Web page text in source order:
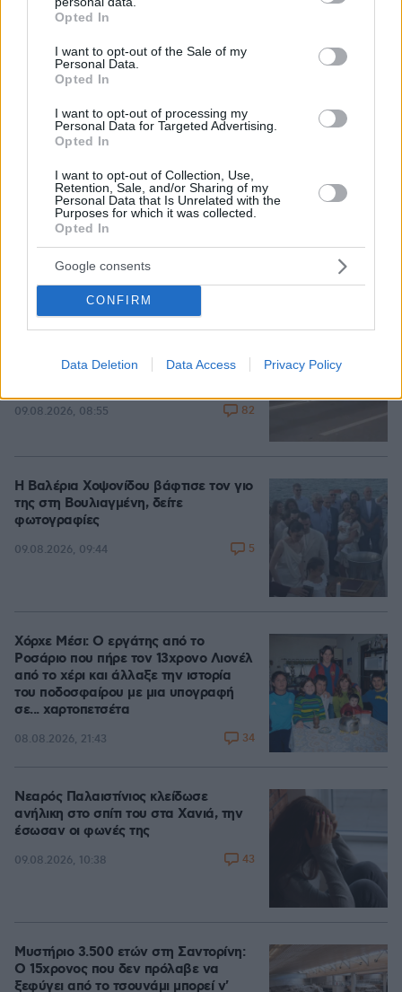
grant or deny consent to Google and its third-party tags to
use your data for below specified purposes in below Google
consent section.
Opted In
I want to opt-out of the Sale of my
Personal Data.
Opted In
I want to opt-out of processing my
Personal Data for Targeted Advertising.
Opted In
I want to opt-out of Collection, Use,
Retention, Sale, and/or Sharing of my
Personal Data that Is Unrelated with the
Purposes for which it was collected.
Opted In
Google consents
CONFIRM
Data Deletion Data Access Privacy Policy
Βασιλική κηδεία προβλέπεται για τον πρίγκιπα
του, αντιδράσεις για το «μυστικό σχέδιο»
09.08.2026, 08:01
Ασθενής ξυλοκόπησε νοσηλεύτρια
στα Επείγοντα του Ερυθρού Σταυρού,
την άρπαξε από τα μαλλιά και τη
χτύπησε σε πόρτες - Τι καταγγέλλει η
ΠΟΕΔΗΝ
09.08.2026, 10:51
Εκτός κινδύνου στο 401 οι δύο
Αθηνών-Σουνίου, πώς έγινε η σφοδρή
09.08.2026, 08:55 82
Η Βαλέρια Χοψονίδου βάφτισε τον γιο
της στη Βουλιαγμένη, δείτε
φωτογραφίες
09.08.2026, 09:44 5
Χόρχε Μέσι: Ο εργάτης από το
Ροσάριο που πήρε τον 13χρονο Λιονέλ
από το χέρι και άλλαξε την ιστορία
του ποδοσφαίρου με μια υπογραφή
σε... χαρτοπετσέτα
08.08.2026, 21:43 34
Νεαρός Παλαιστίνιος κλείδωσε
ανήλικη στο σπίτι του στα Χανιά, την
έσωσαν οι φωνές της
09.08.2026, 10:38 43
Μυστήριο 3.500 ετών στη Σαντορίνη:
Ο 15χρονος που δεν πρόλαβε να
ξεφύγει από το τσουνάμι μπορεί ν'